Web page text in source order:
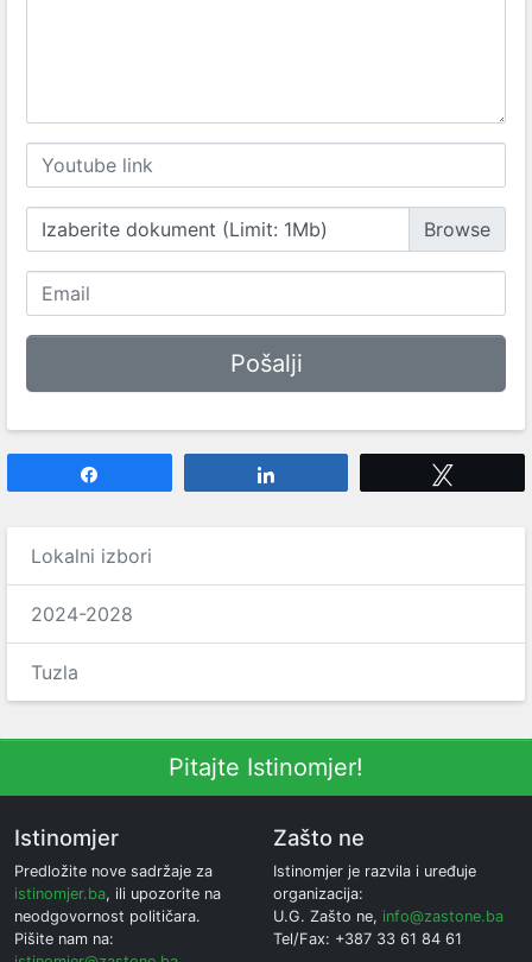
Izaberite dokument (Limit: 1Mb)
Lokalni izbori
2024-2028
Tuzla
Pitajte Istinomjer!
Istinomjer
Predložite nove sadržaje za
istinomjer.ba, ili upozorite na
neodgovornost političara.
Pišite nam na:
Zašto ne
Istinomjer je razvila i uređuje
organizacija:
U.G. Zašto ne, info@zastone.ba
Tel/Fax: +387 33 61 84 61